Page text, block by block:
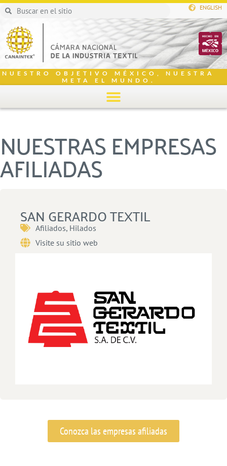
ENGLISH
NUESTRO OBJETIVO MÉXICO, NUESTRA
META EL MUNDO.
NUESTRAS EMPRESAS
AFILIADAS
SAN GERARDO TEXTIL
Afiliados, Hilados
Visite su sitio web
Conozca las empresas afiliadas